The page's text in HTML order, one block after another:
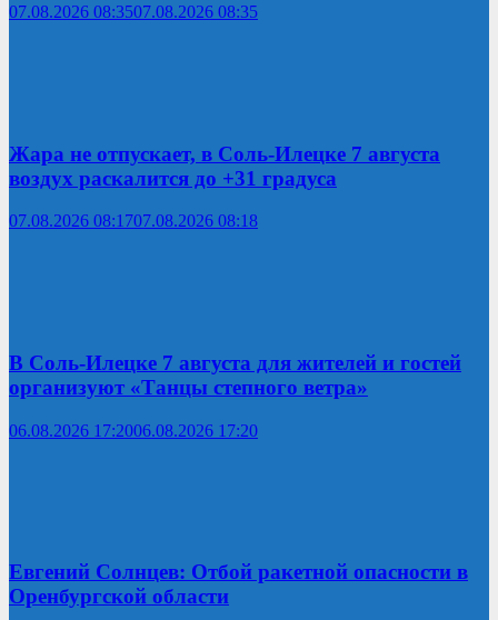
07.08.2026 08:3507.08.2026 08:35
Жара не отпускает, в Соль-Илецке 7 августа
воздух раскалится до +31 градуса
07.08.2026 08:1707.08.2026 08:18
В Соль-Илецке 7 августа для жителей и гостей
организуют «Танцы степного ветра»
06.08.2026 17:2006.08.2026 17:20
Евгений Солнцев: Отбой ракетной опасности в
Оренбургской области